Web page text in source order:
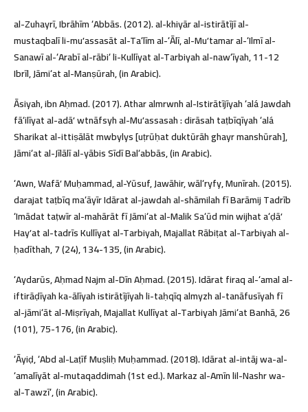
al-Zuhayrī, Ibrāhīm ʻAbbās. (2012). al-khiyār al-istirātījī al-
mustaqbalī li-muʼassasāt al-Taʻlīm al-ʻĀlī, al-Muʼtamar al-ʻIlmī al-
Sanawī al-ʻArabī al-rābiʻ li-Kullīyat al-Tarbiyah al-nawʻīyah, 11-12
Ibrīl, Jāmiʻat al-Manṣūrah, (in Arabic).
Āsiyah, ibn Aḥmad. (2017). Athar almrwnh al-Istirātījīyah ʻalá Jawdah
fāʻilīyat al-adāʼ wtnāfsyh al-Muʼassasah : dirāsah taṭbīqīyah ʻalá
Sharikat al-ittiṣālāt mwbylys [uṭrūḥat duktūrāh ghayr manshūrah],
Jāmiʻat al-Jīlālī al-yābis Sīdī Balʻabbās, (in Arabic).
ʻAwn, Wafāʼ Muḥammad, al-Yūsuf, Jawāhir, wālʻryfy, Munīrah. (2015).
darajat taṭbīq maʻāyīr Idārat al-jawdah al-shāmilah fī Barāmij Tadrīb
ʻImādat taṭwīr al-mahārāt fī Jāmiʻat al-Malik Saʻūd min wijhat aʻḍāʼ
Hayʼat al-tadrīs Kullīyat al-Tarbiyah, Majallat Rābiṭat al-Tarbiyah al-
ḥadīthah, 7 (24), 134-135, (in Arabic).
ʻAydarūs, Aḥmad Najm al-Dīn Aḥmad. (2015). Idārat firaq al-ʻamal al-
iftirāḍīyah ka-ālīyah istirātījīyah li-taḥqīq almyzh al-tanāfusīyah fī
al-jāmiʻāt al-Miṣrīyah, Majallat Kullīyat al-Tarbiyah Jāmiʻat Banhā, 26
(101), 75-176, (in Arabic).
ʻĀyiḍ, ʻAbd al-Laṭīf Muṣliḥ Muḥammad. (2018). Idārat al-intāj wa-al-
ʻamalīyāt al-mutaqaddimah (1st ed.). Markaz al-Amīn lil-Nashr wa-
al-Tawzīʻ, (in Arabic).